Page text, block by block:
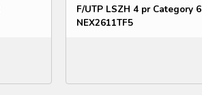
F/UTP LSZH 4 pr Category 6
NEX2611TF5